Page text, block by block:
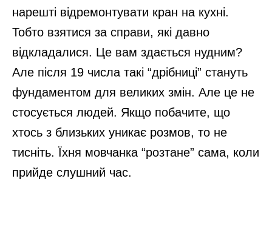
нарешті відремонтувати кран на кухні.
Тобто взятися за справи, які давно
відкладалися. Це вам здається нудним?
Але після 19 числа такі “дрібниці” стануть
фундаментом для великих змін. Але це не
стосується людей. Якщо побачите, що
хтось з близьких уникає розмов, то не
тисніть. Їхня мовчанка “розтане” сама, коли
прийде слушний час.